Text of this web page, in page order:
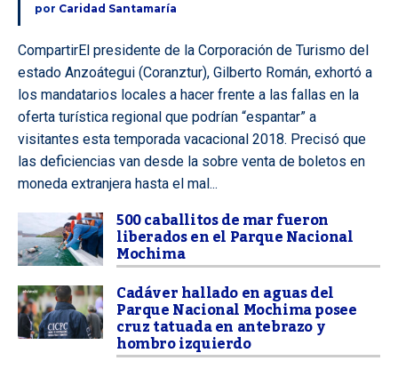
por Caridad Santamaría
CompartirEl presidente de la Corporación de Turismo del
estado Anzoátegui (Coranztur), Gilberto Román, exhortó a
los mandatarios locales a hacer frente a las fallas en la
oferta turística regional que podrían “espantar” a
visitantes esta temporada vacacional 2018. Precisó que
las deficiencias van desde la sobre venta de boletos en
moneda extranjera hasta el mal...
500 caballitos de mar fueron
liberados en el Parque Nacional
Mochima
Cadáver hallado en aguas del
Parque Nacional Mochima posee
cruz tatuada en antebrazo y
hombro izquierdo